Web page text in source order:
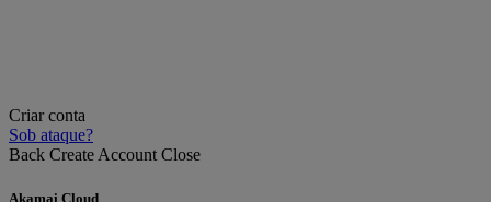
Criar conta
Sob ataque?
Back Create Account Close
Akamai Cloud